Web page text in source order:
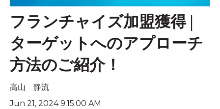
フランチャイズ加盟獲得 |
ターゲットへのアプローチ
方法のご紹介！
高山 静流
Jun 21, 2024 9:15:00 AM